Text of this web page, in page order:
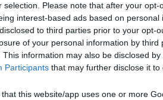
selection. Please note that after your
interest-based ads based on
to third parties prior to your opt-
of your personal information by third
This information may also be disclosed
Participants that may further disclose it to
that this website/app uses one or more
servire?? in linea di massima
le kune in italia?? o direttamente là?